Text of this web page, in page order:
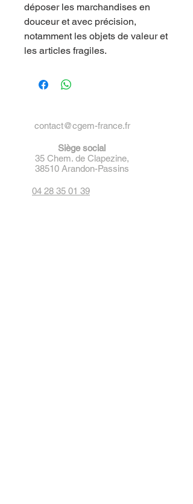
déposer les marchandises en
douceur et avec précision,
notamment les objets de valeur et
les articles fragiles.
contact@cgem-france.fr
Siège social
35 Chem. de Clapezine,
38510 Arandon-Passins
04 28 35 01 39